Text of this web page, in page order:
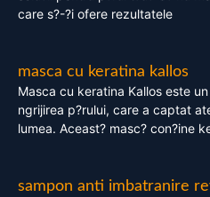
care s?-?i ofere rezultatele
masca cu keratina kallos
Masca cu keratina Kallos este
ngrijirea p?rului, care a captat
lumea. Aceast? masc? con?ine
sampon anti imbatranire